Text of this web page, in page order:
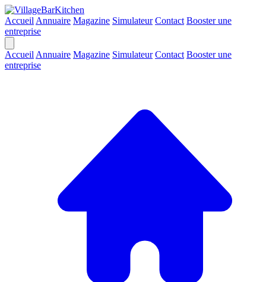
Accueil Annuaire Magazine Simulateur Contact Booster une
entreprise
Accueil Annuaire Magazine Simulateur Contact Booster une
entreprise